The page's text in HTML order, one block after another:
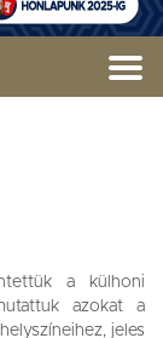
a külhoni
azokat a
jeles